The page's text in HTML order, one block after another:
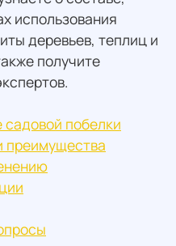
использования
деревьев, теплиц и
получите
побелки
преимущества